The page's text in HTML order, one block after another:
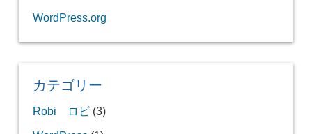
WordPress.org
カテゴリー
Robi ロビ(3)